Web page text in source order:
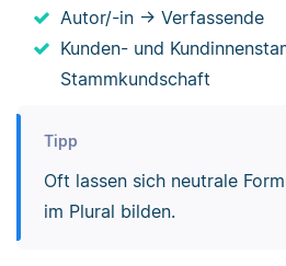
Autor/-in → Verfassende
Kunden- und
Stammkundschaft
Tipp
Oft lassen sich neutrale
im Plural bilden.